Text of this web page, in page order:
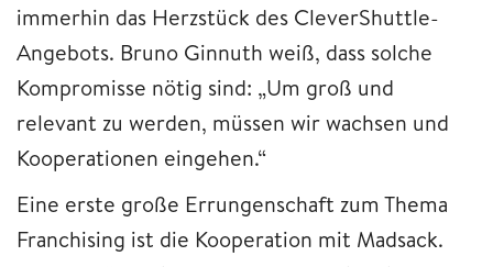
immerhin das Herzstück des CleverShuttle-
Angebots. Bruno Ginnuth weiß, dass solche
Kompromisse nötig sind: „Um groß und
relevant zu werden, müssen wir wachsen und
Kooperationen eingehen.“
Eine erste große Errungenschaft zum Thema
Franchising ist die Kooperation mit Madsack.